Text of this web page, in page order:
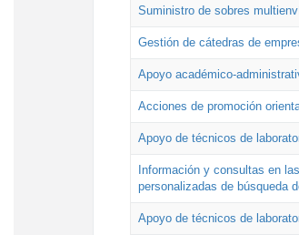
Suministro de sobres
Gestión de cátedras de
Apoyo académico-
Acciones de promoción
Apoyo de técnicos de
Información y consultas en
personalizadas de búsqueda
Apoyo de técnicos de